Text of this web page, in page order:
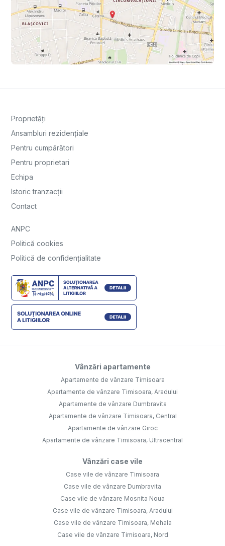
Proprietăți
Ansambluri rezidențiale
Pentru cumpărători
Pentru proprietari
Echipa
Istoric tranzacții
Contact
ANPC
Politică cookies
Politică de confidențialitate
Vânzări apartamente
Apartamente de vânzare Timisoara
Apartamente de vânzare Timisoara, Aradului
Apartamente de vânzare Dumbravita
Apartamente de vânzare Timisoara, Central
Apartamente de vânzare Giroc
Apartamente de vânzare Timisoara, Ultracentral
Vânzări case vile
Case vile de vânzare Timisoara
Case vile de vânzare Dumbravita
Case vile de vânzare Mosnita Noua
Case vile de vânzare Timisoara, Aradului
Case vile de vânzare Timisoara, Mehala
Case vile de vânzare Timisoara, Nord